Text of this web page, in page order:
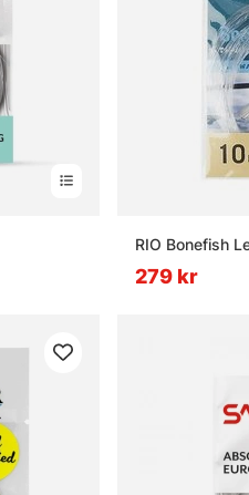
RIO Bonefish
279 kr